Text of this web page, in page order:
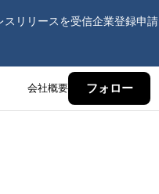
スリリースを受信企業登録申請
会社概要 フォロー